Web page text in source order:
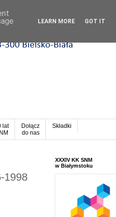
lat
Dołącz
do nas
Składki
1998
XXXIV KK SNM
w Białymstoku
LEARN MORE GOT IT